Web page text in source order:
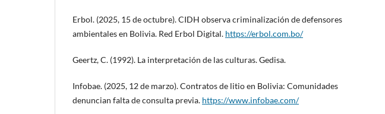
Erbol. (2025, 15 de octubre). CIDH observa criminalización de defensores
ambientales en Bolivia. Red Erbol Digital. https://erbol.com.bo/
Geertz, C. (1992). La interpretación de las culturas. Gedisa.
Infobae. (2025, 12 de marzo). Contratos de litio en Bolivia: Comunidades
denuncian falta de consulta previa. https://www.infobae.com/